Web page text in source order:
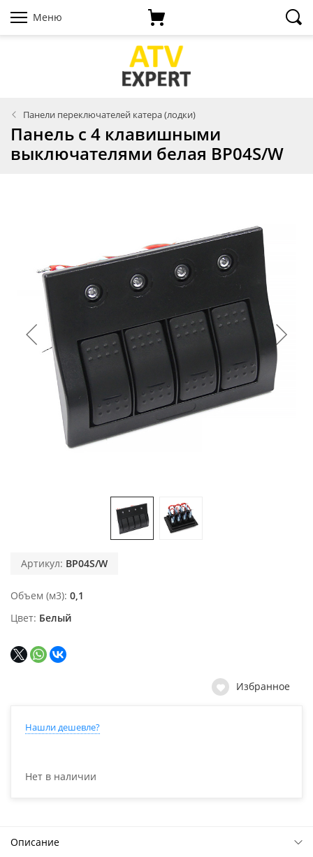
Меню
Панели переключателей катера (лодки)
Панель с 4 клавишными
выключателями белая BP04S/W
Артикул: BP04S/W
Объем (м3) 0,1
Цвет Белый
Избранное
Нашли дешевле?
Нет в наличии
Описание